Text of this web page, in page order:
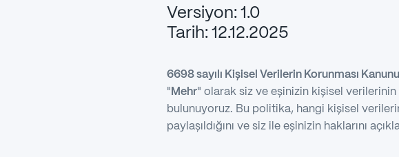
Versiyon: 1.0
Tarih: 12.12.2025
6698 sayılı Kişisel Verilerin Korunması Kanunu
" Mehr" olarak siz ve eşinizin kişisel verilerinin
bulunuyoruz. Bu politika, hangi kişisel
paylaşıldığını ve siz ile eşinizin haklarını